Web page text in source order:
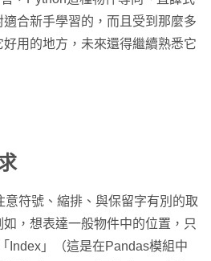
合新手學習的，而且受到那麼多
用的地方，未來還得繼續熟悉它
符號、縮排、與保留字有別的取
，想表達一般物件中的位置，只
Index」（這是在Pandas模組中